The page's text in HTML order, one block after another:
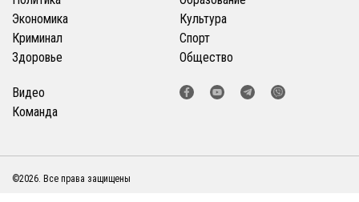
Экономика
Криминал
Здоровье
Культура
Спорт
Общество
Видео
Команда
©2026. Все права защищены